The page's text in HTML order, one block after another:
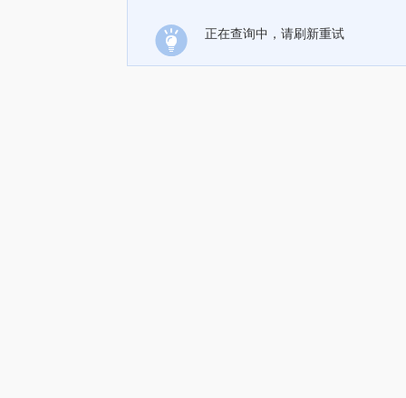
正在查询中，请刷新重试